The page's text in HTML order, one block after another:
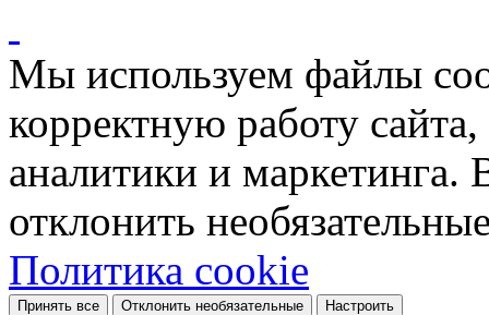
Мы используем файлы
корректную работу
аналитики и
отклонить
Политика cookie
Принять все Отклонить необязательные Настроить